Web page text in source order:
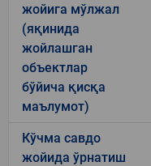
жойига мўлжал
(яқинида
жойлашган
объектлар
бўйича қисқа
маълумот)
Кўчма савдо
жойида ўрнатиш